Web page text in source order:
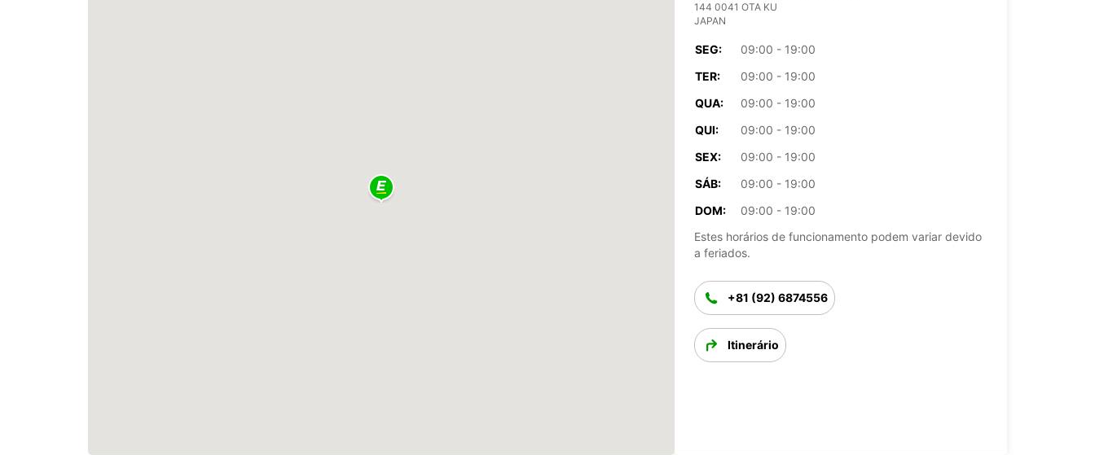
144 0041 OTA KU
JAPAN
SEG:
09:00 - 19:00
TER:
09:00 - 19:00
QUA:
09:00 - 19:00
QUI:
09:00 - 19:00
SEX:
09:00 - 19:00
SÁB:
09:00 - 19:00
DOM:
09:00 - 19:00
Estes horários de funcionamento podem variar devido
a feriados.
+81 (92) 6874556
Itinerário